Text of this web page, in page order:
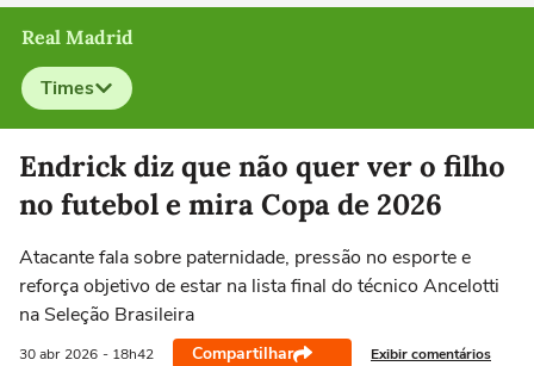
Real Madrid
Times
Selecione o time para ver as notícias
Endrick diz que não quer ver o filho
no futebol e mira Copa de 2026
Atacante fala sobre paternidade, pressão no esporte e
reforça objetivo de estar na lista final do técnico Ancelotti
na Seleção Brasileira
30 abr 2026 - 18h42 Compartilhar Exibir comentários